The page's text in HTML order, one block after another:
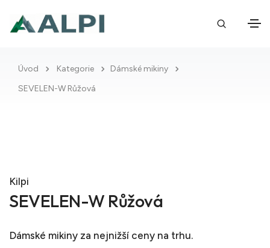
Úvod Kategorie
Dámské mikiny
SEVELEN-W Růžová
Kilpi
SEVELEN-W Růžová
Dámské mikiny za nejnižší ceny na trhu.